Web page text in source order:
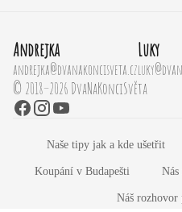
Andrejka
andrejka@dvanakoncisveta.cz
Luky
© 2018–2026 DvaNaKonciSvěta
Naše tipy jak a kde ušetřit
Koupání v Budapešti
Náš rozhovor